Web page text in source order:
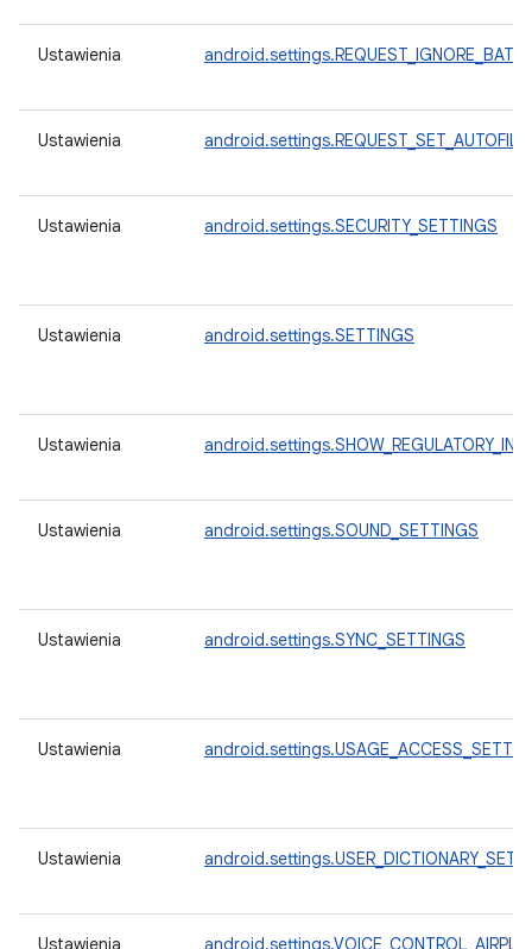
Ustawienia
Ustawienia
Ustawienia android.settings.SECURITY_SETTINGS
Ustawienia android.settings.SETTINGS
Ustawienia
Ustawienia android.settings.SOUND_SETTINGS
Ustawienia android.settings.SYNC_SETTINGS
Ustawienia
Ustawienia
Ustawienia